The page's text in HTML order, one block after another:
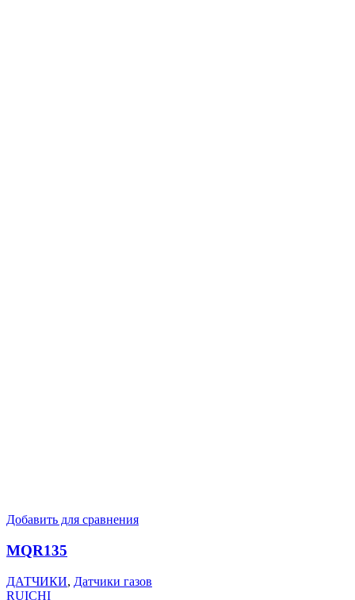
Добавить для сравнения
MQR135
ДАТЧИКИ, Датчики газов
RUICHI